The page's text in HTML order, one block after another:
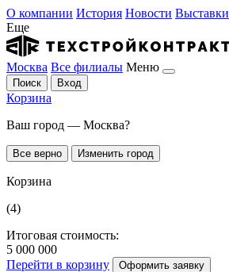
О компании История Новости Выставки
Еще
Москва Все филиалы Меню
Поиск Вход
Корзина
Ваш город — Москва?
Все верно Изменить город
Корзина
(4)
Итоговая стоимость:
5 000 000
Перейти в корзину
Оформить заявку